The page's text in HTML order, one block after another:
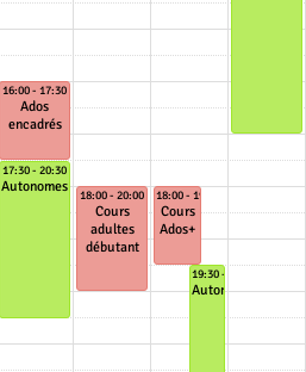
16:00 - 17:30
Ados
encadrés
17:30 - 20:30
Autonomes
18:00 - 20:00
Cours
adultes
débutant
18:00 - 19:30
Cours
Ados+
19:30 - 22:00
Autonomes